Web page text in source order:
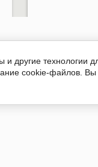
и другие технологии
cookie-файлов.